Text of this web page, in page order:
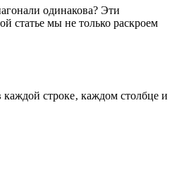
одинакова? Эти
статье мы не только раскроем
строке‚ каждом столбце и